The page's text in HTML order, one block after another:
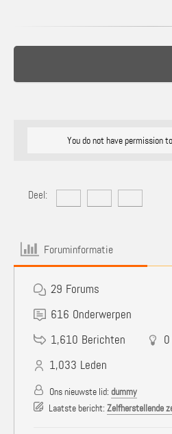
You do not have permission
Deel:
Foruminformatie
29 Forums
616 Onderwerpen
1,610 Berichten 0
1,033 Leden
Ons nieuwste lid: dummy
Laatste bericht: Zelfherstellende